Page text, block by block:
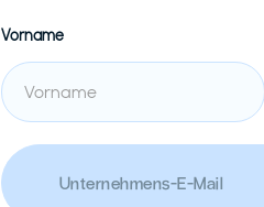
Vorname
Unternehmens-E-Mail